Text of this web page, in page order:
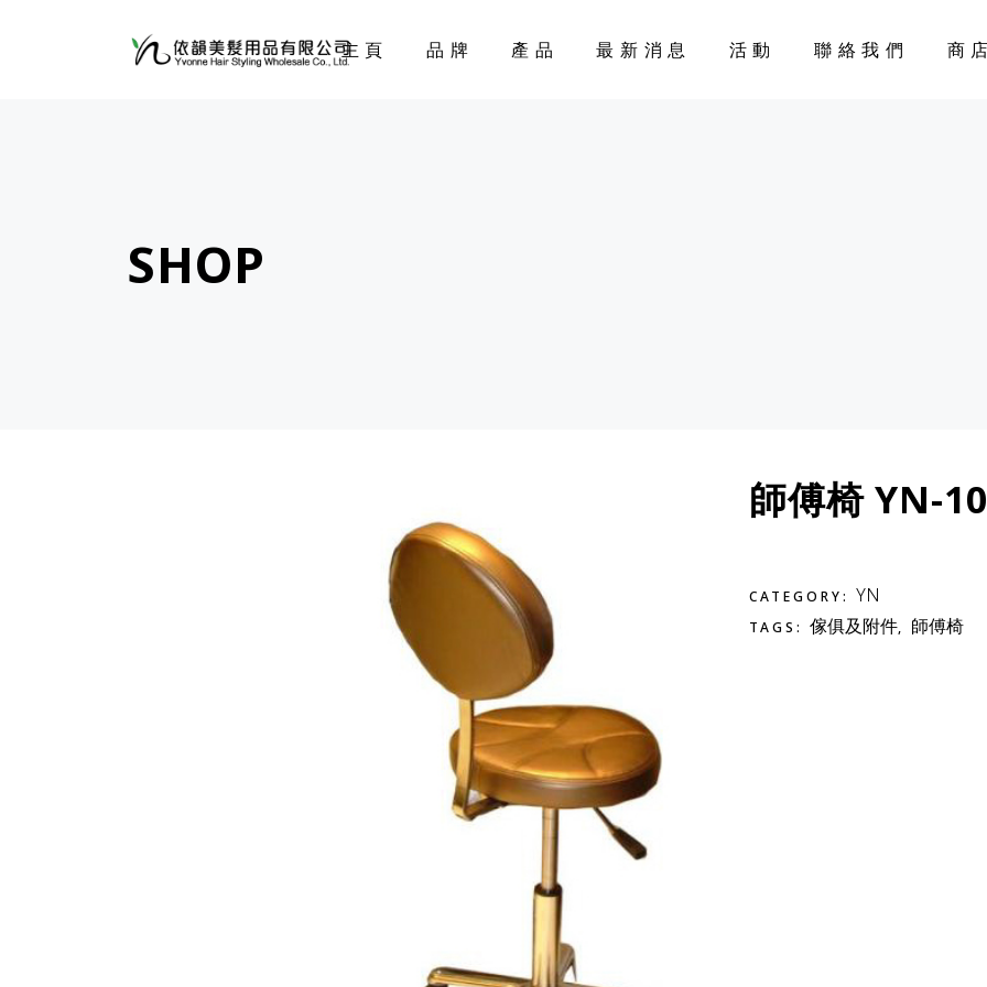
主頁 品牌 產品 最新消息 活動 聯絡我們 商
SHOP
師傅椅 YN-
CATEGORY: YN
TAGS: 傢俱及附件, 師傅椅